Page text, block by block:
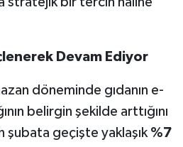
Devam Ediyor
döneminde gıdanın e-
belirgin şekilde arttığını
geçişte yaklaşık %7